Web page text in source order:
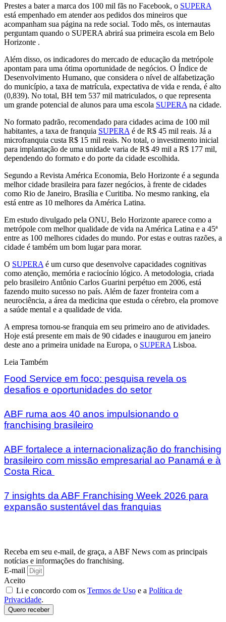
Prestes a bater a marca dos 100 mil fãs no Facebook, o SUPERA
está empenhado em atender aos pedidos dos mineiros que
acompanham sua página na rede social. Todo mês, os internautas
perguntam quando o SUPERA abrirá sua primeira escola em Belo
Horizonte .
Além disso, os indicadores do mercado de educação da metrópole
apontam para uma ótima oportunidade de negócios. O Índice de
Desenvolvimento Humano, que considera o nível de alfabetização
do município, a taxa de matrícula, expectativa de vida e renda, é alto
(0,839). No total, BH tem 537 mil matriculados, o que representa
um grande potencial de alunos para uma escola SUPERA na cidade.
No formato padrão, recomendado para cidades acima de 100 mil
habitantes, a taxa de franquia SUPERA é de R$ 45 mil reais. Já a
microfranquia custa R$ 15 mil reais. No total, o investimento inicial
para implantação de uma unidade varia de R$ 49 mil a R$ 177 mil,
dependendo do formato e do porte da cidade escolhida.
Segundo a Revista América Economia, Belo Horizonte é a segunda
melhor cidade brasileira para fazer negócios, à frente de cidades
como Rio de Janeiro, Brasília e Curitiba. No mesmo ranking, ela
está entre as 10 melhores da América Latina.
Em estudo divulgado pela ONU, Belo Horizonte aparece como a
metrópole com melhor qualidade de vida na América Latina e a 45ª
entre as 100 melhores cidades do mundo. Por estas e outras razões, a
cidade é também um bom lugar para morar.
O SUPERA é um curso que desenvolve capacidades cognitivas
como atenção, memória e raciocínio lógico. A metodologia, criada
pelo brasileiro Antônio Carlos Guarini perpétuo em 2006, está
fazendo muito sucesso no país. Além de fazer fronteira com a
neurociência, a área da medicina que estuda o cérebro, ela promove
a saúde mental e a qualidade de vida.
A empresa tornou-se franquia em seu primeiro ano de atividades.
Hoje está presente em mais de 90 cidades e inaugurou em janeiro
deste ano a primeira unidade na Europa, o SUPERA Lisboa.
Leia Também
Food Service em foco: pesquisa revela os
desafios e oportunidades do setor
ABF ruma aos 40 anos impulsionando o
franchising brasileiro
ABF fortalece a internacionalização do franchising
brasileiro com missão empresarial ao Panamá e à
Costa Rica
7 insights da ABF Franchising Week 2026 para
expansão sustentável das franquias
Receba em seu e-mail, de graça, a ABF News com as principais
notícias e informações do franchising.
E-mail
Aceito
Li e concordo com os Termos de Uso e a Política de
Privacidade.
Quero receber